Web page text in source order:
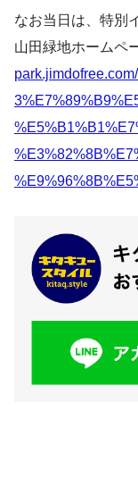
なお当日は、特別
山田緑地ホームペ